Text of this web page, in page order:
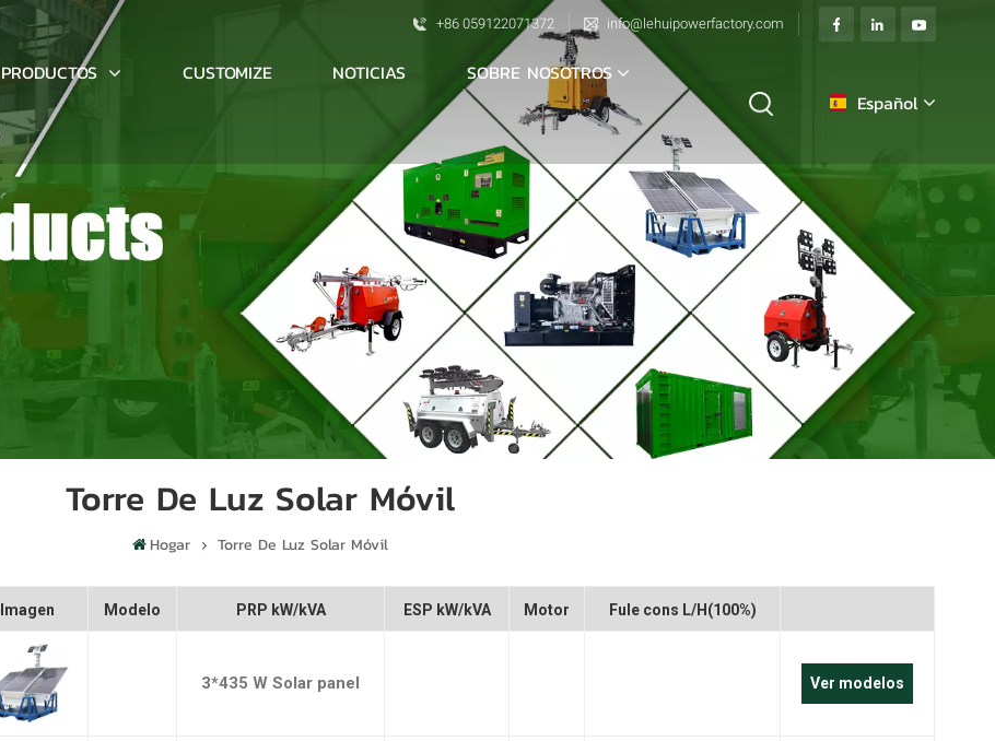
+86 059122071372 info@lehuipowerfactory.com
PRODUCTOS CUSTOMIZE NOTICIAS SOBRE NOSOTROS
Español
français
Deutsch
italiano
русский
español
Melayu
Torre De Luz Solar Móvil
Hogar Torre De Luz Solar Móvil
Imagen Modelo PRP kW/kVA ESP kW/kVA Motor Fule cons L/H(100%)
3*435 W Solar panel Ver modelos